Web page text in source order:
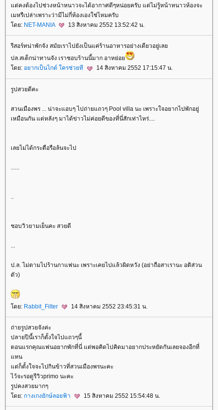
ต่คงต้องไปช่วงหน้าหนาวจะได้อากาศดีๆหน่อยครับ แต่ไม่รู้หน้าหนาวห้องจะ
เมหรืเปล่าเพราะว่ามีไม่กี่ห้องเองใช่ไหมครับ
ดย: NET-MANIA 13 สิงหาคม 2552 13:52:42 น.
รีสอร์ทน่าพักจัง สมัยเราไปยังเป็นแค่ร้านอาหารอย่างเดียวอยู่เล
ปล.สเต็กน่าทานจัง เราชอบร้านนี้มาก อาหย่อ
ดย: อยากเป็นไกด์ ใครช่วยที 14 สิงหาคม 2552 17:15:47 น.
รูปสวยดีคะ
สวนเมืองพร ... น่าจะแอบๆ ไปถ่ายแถวๆ Pool villa นะ เพราะใจอยากไปพักอยู่
เหมือนกัน แต่หลังๆ มาได้ข่าวไม่ค่อยดีของที่นี่สักเท่าไหร่....
เลยไม่ได้กระตือรือล้นจะไป
ชอบวิวยามเย็นคะ สวยดี
ป.ล. ไม่ตามไปร้านกาแฟนะ เพราะเคยไปแล้วผิดหวัง (อย่าถือสาเรานะ อติส่วน
ตัว)
ดย: Rabbit_Filter 14 สิงหาคม 2552 23:45:31 น.
ถ่ายรูปสวยจังค่ะ
ปลายปีนี้เราก็ตั้งใจไปแถวๆนี้
ตอนแรกคุณแฟนอยากพักที่นี่ แต่พอคิดไปคิดมาอยากประหยัดกันเลยจองอีกที่
ทน
ต่ก็ตั้งใจจะไปกินข้าวที่สวนเมืองพรนะคะ
ไว้จะรอดูรีวิวprimo นะคะ
รูปคงสวยมากๆ
ดย: กางเกงยักษ์ลอยฟ้า 15 สิงหาคม 2552 15:54:48 น.